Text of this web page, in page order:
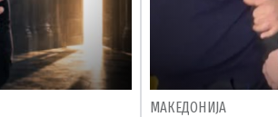
МАКЕДОНИЈА